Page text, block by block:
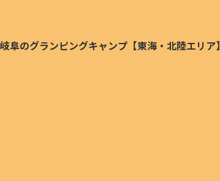
のグランピングキャンプ【東海・北陸エリア】